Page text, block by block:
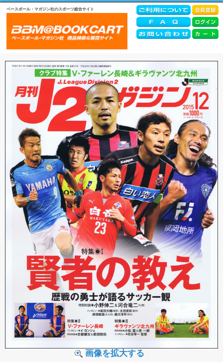
ベースボール・マガジン社のスポーツ総合サイト
画像を拡大する